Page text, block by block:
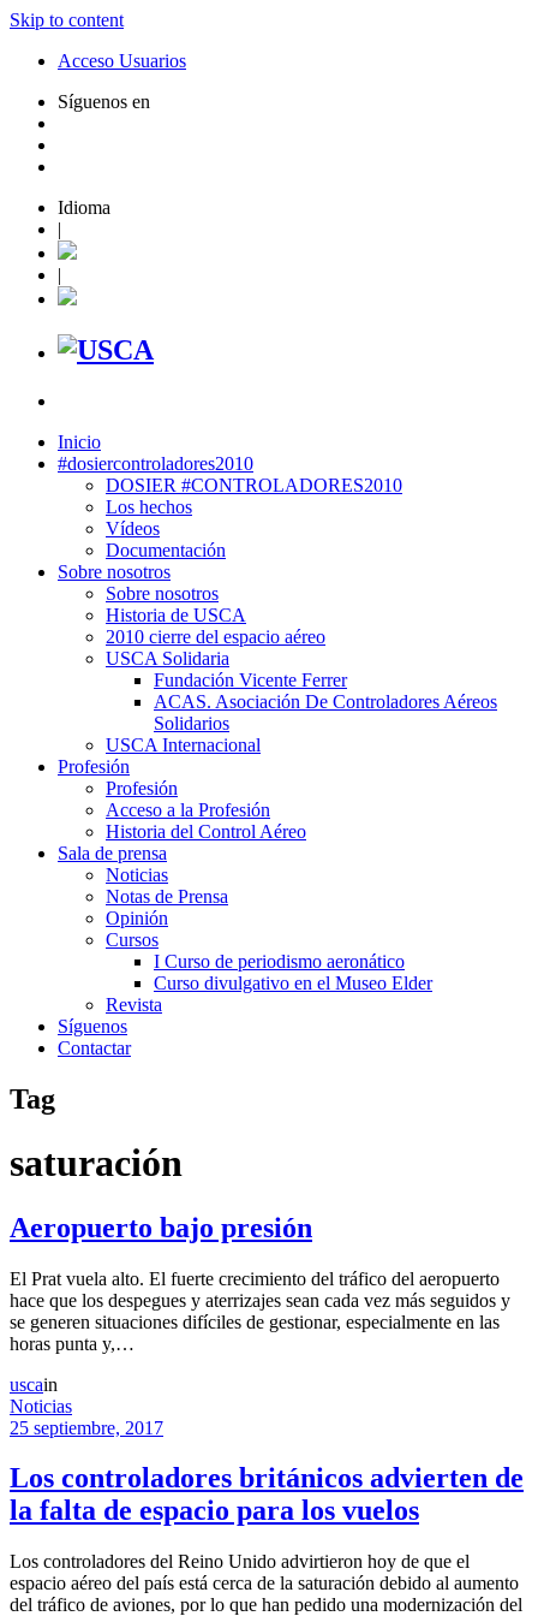
Skip to content
Acceso Usuarios
Síguenos en
Idioma
|
|
Inicio
#dosiercontroladores2010
DOSIER #CONTROLADORES2010
Los hechos
Vídeos
Documentación
Sobre nosotros
Sobre nosotros
Historia de USCA
2010 cierre del espacio aéreo
USCA Solidaria
Fundación Vicente Ferrer
ACAS. Asociación De Controladores Aéreos
Solidarios
USCA Internacional
Profesión
Profesión
Acceso a la Profesión
Historia del Control Aéreo
Sala de prensa
Noticias
Notas de Prensa
Opinión
Cursos
I Curso de periodismo aeronático
Curso divulgativo en el Museo Elder
Revista
Síguenos
Contactar
Tag
saturación
Aeropuerto bajo presión
El Prat vuela alto. El fuerte crecimiento del tráfico del aeropuerto
hace que los despegues y aterrizajes sean cada vez más seguidos y
se generen situaciones difíciles de gestionar, especialmente en las
horas punta y,…
uscain
Noticias
25 septiembre, 2017
Los controladores británicos advierten de
la falta de espacio para los vuelos
Los controladores del Reino Unido advirtieron hoy de que el
espacio aéreo del país está cerca de la saturación debido al aumento
del tráfico de aviones, por lo que han pedido una modernización del